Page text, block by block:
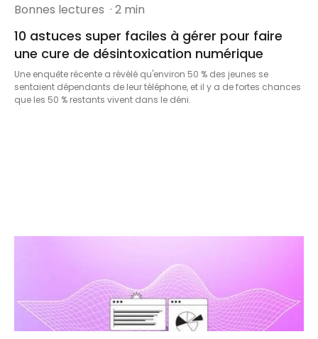
Bonnes lectures · 2 min
10 astuces super faciles à gérer pour faire
une cure de désintoxication numérique
Une enquête récente a révélé qu'environ 50 % des jeunes se
sentaient dépendants de leur téléphone, et il y a de fortes chances
que les 50 % restants vivent dans le déni.